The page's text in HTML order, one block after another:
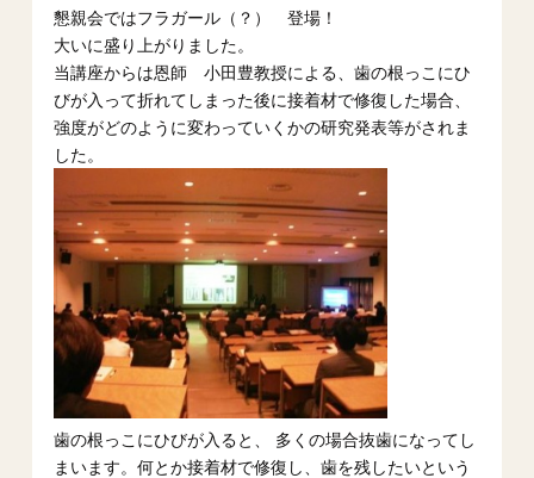
懇親会ではフラガール（？） 登場！
大いに盛り上がりました。
当講座からは恩師 小田豊教授による、歯の根っこにひ
びが入って折れてしまった後に接着材で修復した場合、
強度がどのように変わっていくかの研究発表等がされま
した。
歯の根っこにひびが入ると、 多くの場合抜歯になってし
まいます。何とか接着材で修復し、歯を残したいという